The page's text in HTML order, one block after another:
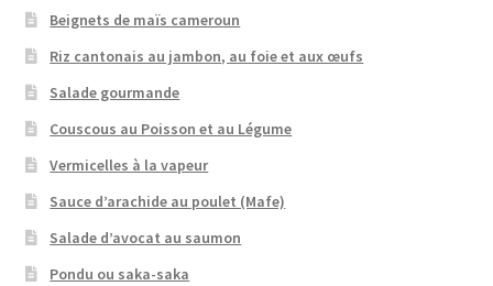
Beignets de maïs cameroun
Riz cantonais au jambon, au foie et aux œufs
Salade gourmande
Couscous au Poisson et au Légume
Vermicelles à la vapeur
Sauce d’arachide au poulet (Mafe)
Salade d’avocat au saumon
Pondu ou saka-saka